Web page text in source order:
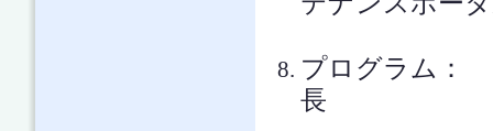
プログラム
長